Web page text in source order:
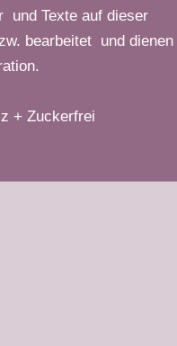
und Texte auf dieser
bearbeitet und dienen
+ Zuckerfrei